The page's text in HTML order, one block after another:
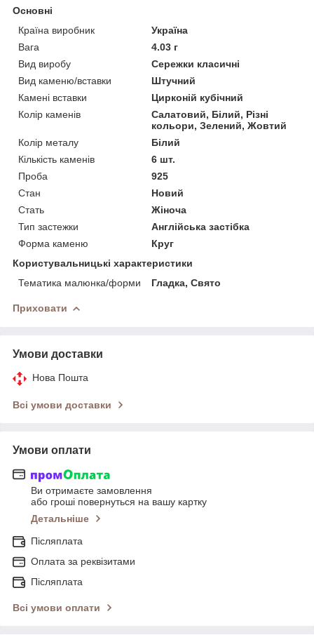
Основні
Країна виробник
Україна
Вага
4.03 г
Вид виробу
Сережки класичні
Вид каменю/вставки
Штучний
Камені вставки
Цирконій кубічний
Колір каменів
Салатовий, Білий, Різні
кольори, Зелений, Жовтий
Колір металу
Білий
Кількість каменів
6 шт.
Проба
925
Стан
Новий
Стать
Жіноча
Тип застежки
Англійська застібка
Форма каменю
Круг
Користувальницькі характеристики
Тематика малюнка/форми
Гладка, Свято
Приховати
Умови доставки
Нова Пошта
Всі умови доставки
Умови оплати
Ви отримаєте замовлення
або гроші повернуться на вашу картку
Детальніше
Післяплата
Оплата за реквізитами
Післяплата
Всі умови оплати